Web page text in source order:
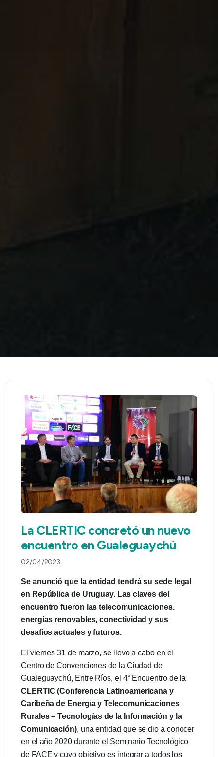
La CLERTIC concretó un nuevo
encuentro en Gualeguaychú
02/04/2023
Se anunció que la entidad tendrá su sede legal
en República de Uruguay. Las claves del
encuentro fueron las telecomunicaciones,
energías renovables, conectividad y sus
desafíos actuales y futuros.
El viernes 31 de marzo, se llevo a cabo en el
Centro de Convenciones de la Ciudad de
Gualeguaychú, Entre Ríos, el 4° Encuentro de la
CLERTIC(Conferencia Latinoamericana y
Caribeña de Energía y Telecomunicaciones
Rurales – Tecnologías de la Información y la
Comunicación), una entidad que se dio a conocer
en el año 2020 durante el Seminario Tecnológico
de FACE y cuyo objetivo es integrar a todos los